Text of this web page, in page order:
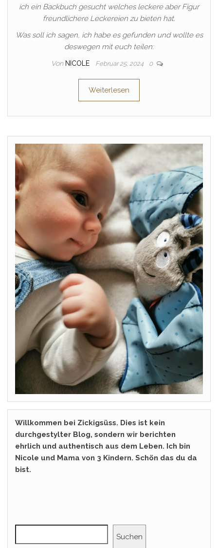
ich ein Backbuch gesucht welches leckere aber Figur
freundlichere Leckereien zu bieten hat.
Was soll ich sagen, ich habe es gefunden und wollte es
deswegen mit euch teilen:
Von NICOLE Februar 25, 2024 0
Weiterlesen
Willkommen bei Zickigsüss. Dies ist kein
durchgestylter Blog, sondern wir berichten
ehrlich und authentisch aus dem Leben. Ich bin
Nicole und Mama von 3 Kindern. Schön das du da
bist.
Suchen